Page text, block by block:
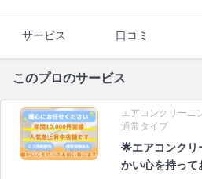
サービス 口コミ
このプロのサービス
エアコンクリーニ
通常タイプ
🌟エアコンクリ
かい心を持って